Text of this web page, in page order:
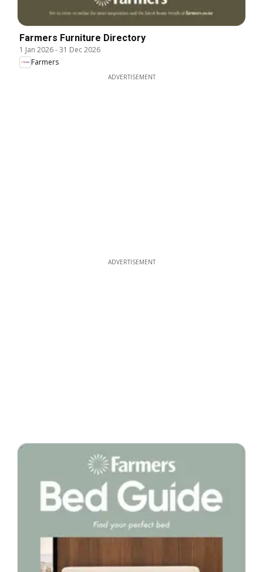
Farmers Furniture Directory
1 Jan 2026-31 Dec 2026
Farmers
ADVERTISEMENT
ADVERTISEMENT